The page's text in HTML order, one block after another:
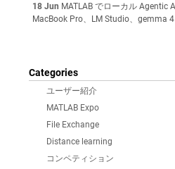
18 Jun MATLAB でローカル Agentic
MacBook Pro、LM Studio、gemma
Categories
ユーザー紹介
MATLAB Expo
File Exchange
Distance learning
コンペティション